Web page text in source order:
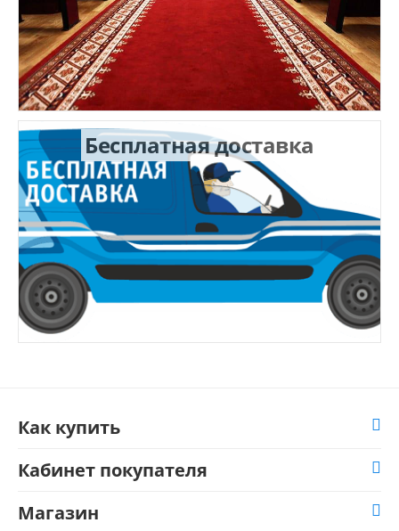
Бесплатная доставка
Как купить
Кабинет покупателя
Магазин